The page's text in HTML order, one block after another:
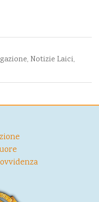
, Notizie Laici,